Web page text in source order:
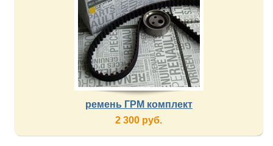
ремень ГРМ комплект
2 300 руб.